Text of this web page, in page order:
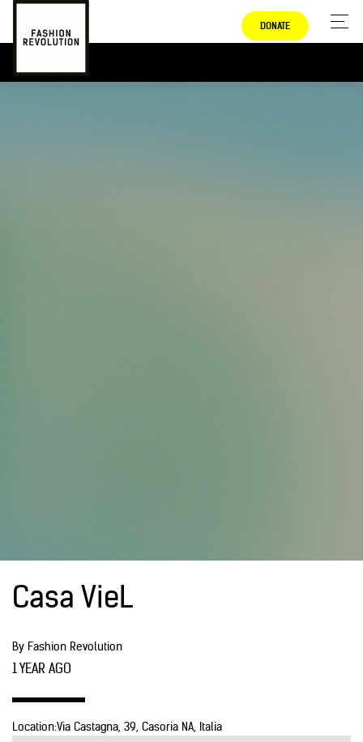
DONATE
Casa VieL
By Fashion Revolution
1 YEAR AGO
Location:Via Castagna, 39, Casoria NA, Italia